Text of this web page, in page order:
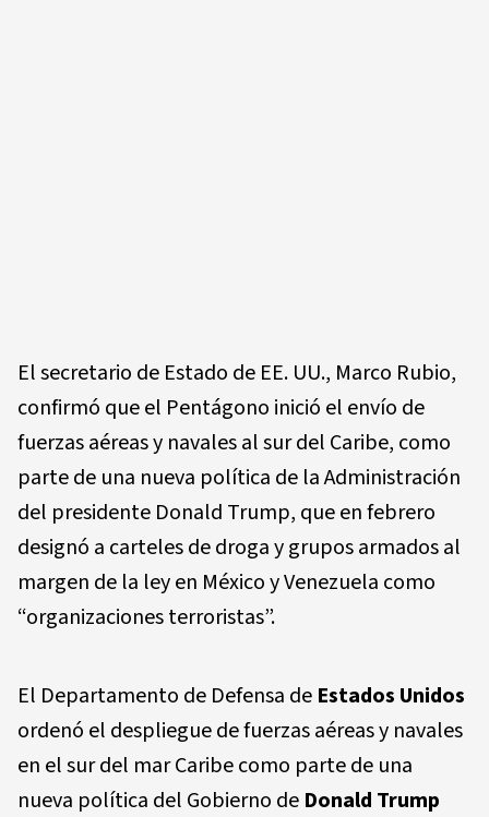
El secretario de Estado de EE. UU., Marco Rubio,
confirmó que el Pentágono inició el envío de
fuerzas aéreas y navales al sur del Caribe, como
parte de una nueva política de la Administración
del presidente Donald Trump, que en febrero
designó a carteles de droga y grupos armados al
margen de la ley en México y Venezuela como
“organizaciones terroristas”.
El Departamento de Defensa de Estados Unidos
ordenó el despliegue de fuerzas aéreas y navales
en el sur del mar Caribe como parte de una
nueva política del Gobierno de Donald Trump